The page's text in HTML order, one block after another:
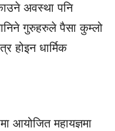
अवस्था पनि
गुरुहरुले पैसा कुम्लो
होइन धार्मिक
आयोजित महायज्ञमा